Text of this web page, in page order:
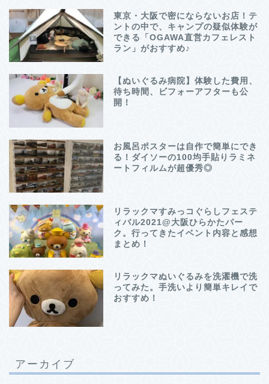
東京・大阪で密にならないお店！テ
ントの中で、キャンプの疑似体験が
できる「OGAWA直営カフェレスト
ラン」がおすすめ♪
【ぬいぐるみ病院】体験した費用、
待ち時間、ビフォーアフターも公
開！
お風呂ポスターは自作で簡単にでき
る！ダイソーの100均手貼りラミネ
ートフィルムが超優秀◎
リラックマすみっコぐらしフェステ
ィバル2021@大阪ひらかたパー
ク。行ってきたイベント内容と感想
まとめ！
リラックマぬいぐるみを洗濯機で洗
ってみた。手洗いより簡単キレイで
おすすめ！
アーカイブ